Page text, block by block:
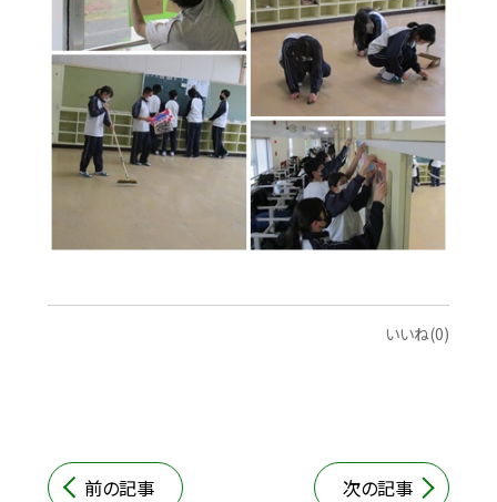
いいね(0)
前の記事 次の記事